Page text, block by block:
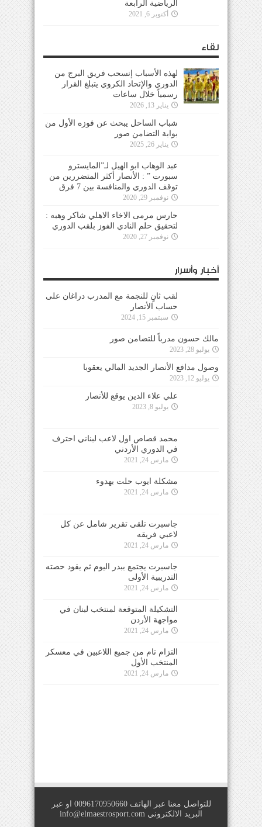
الرياضية الرابعة
أكتوبر 6, 2021
لقاء
لهذه الأسباب إنسحب فريق البرج من
الدوري والإتحاد الكروي يتبلغ القرار
رسمياً خلال ساعات
يناير 13, 2026
شباب الساحل يبحث عن فوزه الأول من
بوابة التضامن صور
يناير 26, 2025
عبد الوهاب ابو الهيل لـ”المايسترو
سبورت ” : الأنصار أكثر المتضررين من
توقف الدوري والمنافسة بين 7 فرق
نوفمبر 29, 2020
حارس مرمى الاخاء الاهلي شاكر وهبه :
لتحقيق حلم النادي الفوز بلقب الدوري
نوفمبر 27, 2020
أخبار وأسرار
لقب ثانٍ للنجمة مع المدرب دراغان على
حساب الأنصار
سبتمبر 15, 2024
مالك حسون مدرباً للتضامن صور
يوليو 28, 2023
وصول مدافع الأنصار الجديد المالي يعقوبا
يوليو 12, 2023
علي علاء الدين يوقع للأنصار
يوليو 8, 2023
محمد قصاص اول لاعب لبناني احترف
في الدوري الأردني
مارس 24, 2021
مشكلة ايوب حلت بهدوء
مارس 24, 2021
جاسبرت تلقى تقرير شامل عن كل
لاعبي فريقه
مارس 24, 2021
جاسبرت يجتمع ببدر اليوم ثم يقود حصته
التدريبية الأولى
مارس 24, 2021
التشكيلة المتوقعة لمنتخب لبنان في
مواجهة الأردن
مارس 24, 2021
التزام تام من جميع اللاعبين في معسكر
المنتخب الأول
مارس 24, 2021
للتواصل معنا عبر الهاتف 0096170950660 او عبر
البريد الالكتروني info@elmaestrosport.com